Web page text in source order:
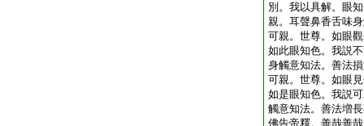
別。我以具解。眼
親。耳聲鼻香舌味
可親。世尊。如眼
如此眼知色。我説
身觸意知法。善法
可親。世尊。如眼
如是眼知色。我説
觸意知法。善法増
佛告帝釋。善哉善